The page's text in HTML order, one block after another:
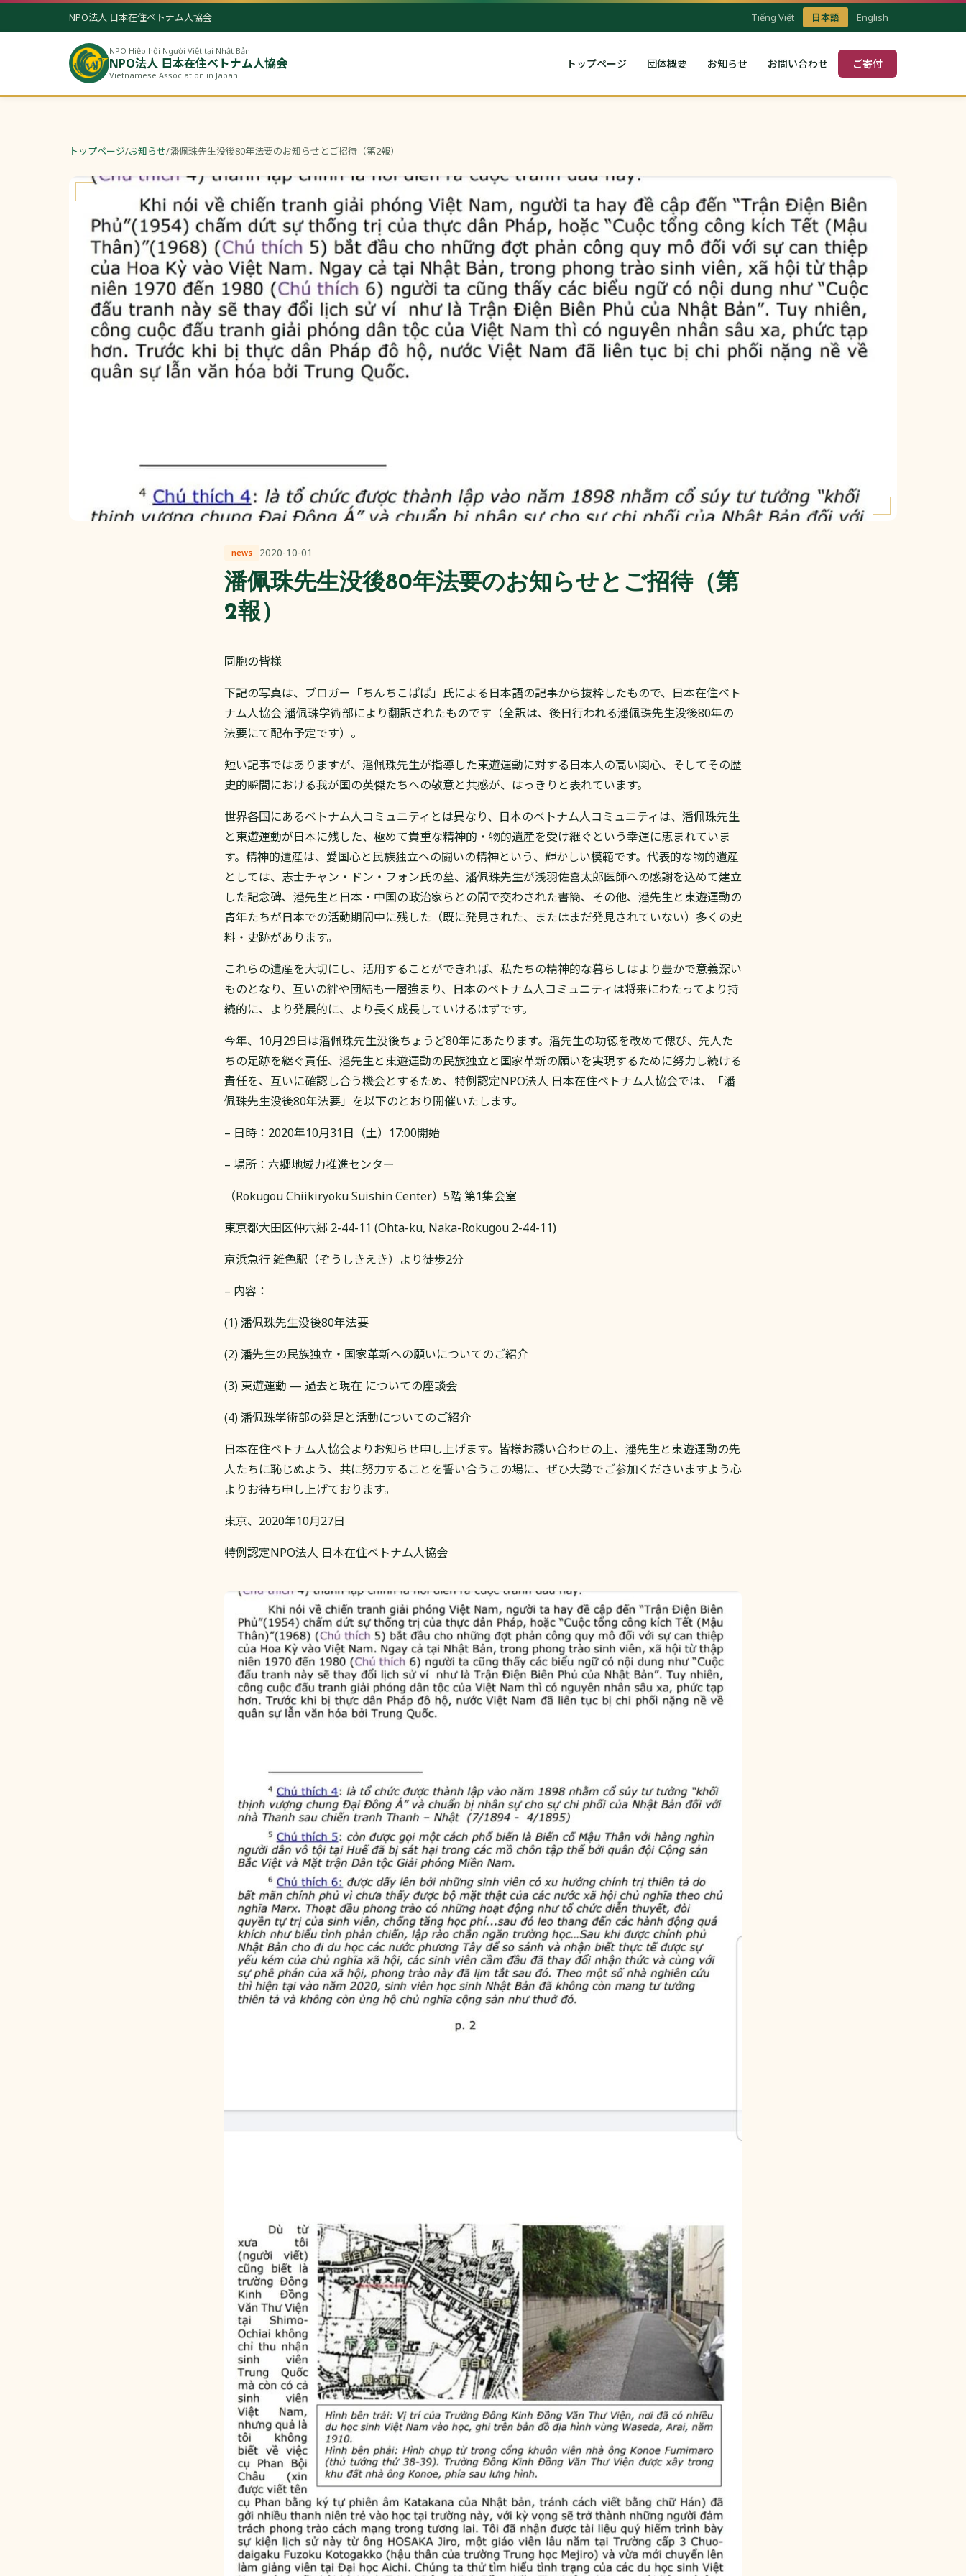
NPO法人 日本在住ベトナム人協会 Tiếng Việt 日本語 English
NPO Hiệp hội Người Việt tại Nhật Bản
NPO法人 日本在住ベトナム人協会
Vietnamese Association in Japan
トップページ 団体概要 お知らせ お問い合わせ ご寄付
トップページ/お知らせ/潘佩珠先生没後80年法要のお知らせとご招待（第2報）
news 2020-10-01
潘佩珠先生没後80年法要のお知らせとご招待（第
2報）
同胞の皆様
下記の写真は、ブロガー「ちんちこぱぱ」氏による日本語の記事から抜粋したもので、日本在住ベト
ナム人協会 潘佩珠学術部により翻訳されたものです（全訳は、後日行われる潘佩珠先生没後80年の
法要にて配布予定です）。
短い記事ではありますが、潘佩珠先生が指導した東遊運動に対する日本人の高い関心、そしてその歴
史的瞬間における我が国の英傑たちへの敬意と共感が、はっきりと表れています。
世界各国にあるベトナム人コミュニティとは異なり、日本のベトナム人コミュニティは、潘佩珠先生
と東遊運動が日本に残した、極めて貴重な精神的・物的遺産を受け継ぐという幸運に恵まれていま
す。精神的遺産は、愛国心と民族独立への闘いの精神という、輝かしい模範です。代表的な物的遺産
としては、志士チャン・ドン・フォン氏の墓、潘佩珠先生が浅羽佐喜太郎医師への感謝を込めて建立
した記念碑、潘先生と日本・中国の政治家らとの間で交わされた書簡、その他、潘先生と東遊運動の
青年たちが日本での活動期間中に残した（既に発見された、またはまだ発見されていない）多くの史
料・史跡があります。
これらの遺産を大切にし、活用することができれば、私たちの精神的な暮らしはより豊かで意義深い
ものとなり、互いの絆や団結も一層強まり、日本のベトナム人コミュニティは将来にわたってより持
続的に、より発展的に、より長く成長していけるはずです。
今年、10月29日は潘佩珠先生没後ちょうど80年にあたります。潘先生の功徳を改めて偲び、先人た
ちの足跡を継ぐ責任、潘先生と東遊運動の民族独立と国家革新の願いを実現するために努力し続ける
責任を、互いに確認し合う機会とするため、特例認定NPO法人 日本在住ベトナム人協会では、「潘
佩珠先生没後80年法要」を以下のとおり開催いたします。
– 日時：2020年10月31日（土）17:00開始
– 場所：六郷地域力推進センター
（Rokugou Chiikiryoku Suishin Center）5階 第1集会室
東京都大田区仲六郷 2-44-11 (Ohta-ku, Naka-Rokugou 2-44-11)
京浜急行 雑色駅（ぞうしきえき）より徒歩2分
– 内容：
(1) 潘佩珠先生没後80年法要
(2) 潘先生の民族独立・国家革新への願いについてのご紹介
(3) 東遊運動 — 過去と現在 についての座談会
(4) 潘佩珠学術部の発足と活動についてのご紹介
日本在住ベトナム人協会よりお知らせ申し上げます。皆様お誘い合わせの上、潘先生と東遊運動の先
人たちに恥じぬよう、共に努力することを誓い合うこの場に、ぜひ大勢でご参加くださいますよう心
よりお待ち申し上げております。
東京、2020年10月27日
特例認定NPO法人 日本在住ベトナム人協会